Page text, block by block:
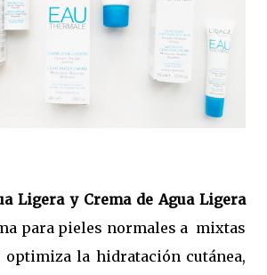
Ligera y Crema de Agua Ligera
para pieles normales a mixtas
optimiza la hidratación cutánea,